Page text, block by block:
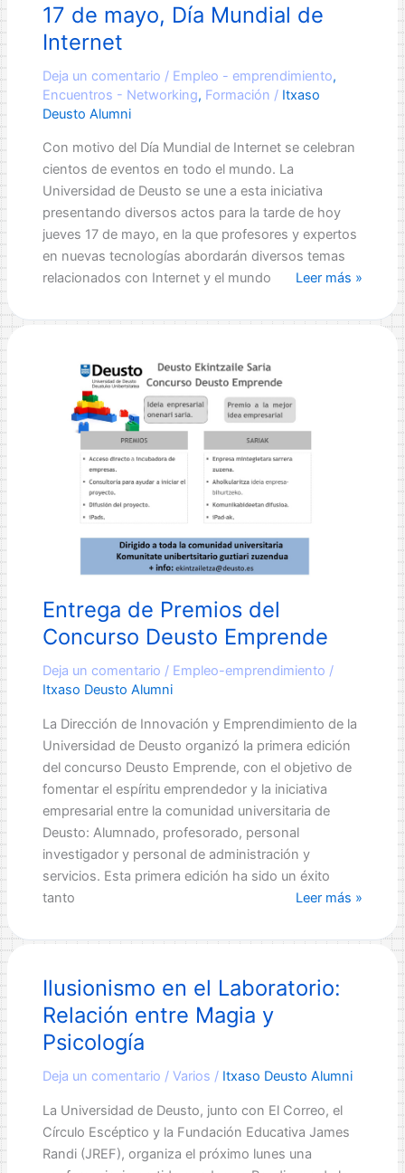
Mundial
17 de mayo, Día Mundial de
Internet
Deja un comentario / Empleo - emprendimiento,
Encuentros - Networking, Formación / Itxaso
Deusto Alumni
Con motivo del Día Mundial de Internet se celebran
cientos de eventos en todo el mundo. La
Universidad de Deusto se une a esta iniciativa
presentando diversos actos para la tarde de hoy
jueves 17 de mayo, en la que profesores y expertos
en nuevas tecnologías abordarán diversos temas
relacionados con Internet y el mundo
17
mayo,
Leer más »
Entrega de Premios del
Concurso Deusto Emprende
Deja un comentario / Empleo-emprendimiento /
Itxaso Deusto Alumni
La Dirección de Innovación y Emprendimiento de la
Universidad de Deusto organizó la primera edición
del concurso Deusto Emprende, con el objetivo de
fomentar el espíritu emprendedor y la iniciativa
empresarial entre la comunidad universitaria de
Deusto: Alumnado, profesorado, personal
investigador y personal de administración y
servicios. Esta primera edición ha sido un éxito
tanto
Entrega
Premios
Concurso
Leer más »
Ilusionismo en el Laboratorio:
Relación entre Magia y
Psicología
Deja un comentario / Varios / Itxaso Deusto Alumni
La Universidad de Deusto, junto con El Correo, el
Círculo Escéptico y la Fundación Educativa James
Randi (JREF), organiza el próximo lunes una